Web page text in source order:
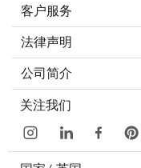
客户服务
法律声明
公司简介
关注我们